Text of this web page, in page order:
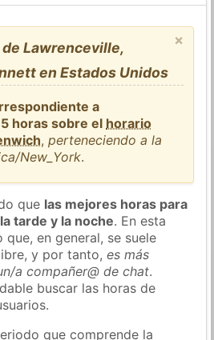
×
Lawrenceville,
en Estados Unidos
a
horas sobre el horario
,perteneciendo a la
New_York.
que las mejores horas para
tarde y la noche. En esta
en general, se suele
y por tanto,es más
a compañer@ de chat.
buscar las horas de
que comprende la